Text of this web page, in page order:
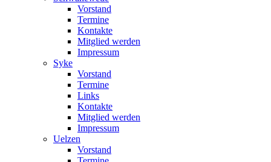
Vorstand
Termine
Kontakte
Mitglied werden
Impressum
Syke
Vorstand
Termine
Links
Kontakte
Mitglied werden
Impressum
Uelzen
Vorstand